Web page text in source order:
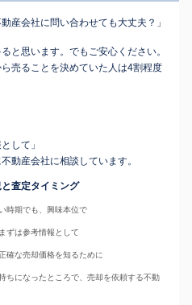
産会社に問い合わせても大丈夫？」
と思います。でもご安心ください。
売ることを決めていた人は4割程度
して」
動産会社に相談しています。
査定タイミング
時期でも、興味本位で
ずは参考情報として
確な売却価格を知るために
ちになったところで、売却を依頼する不動